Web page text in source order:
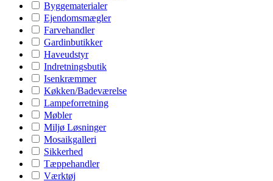
Byggematerialer
Ejendomsmægler
Farvehandler
Gardinbutikker
Haveudstyr
Indretningsbutik
Isenkræmmer
Køkken/Badeværelse
Lampeforretning
Møbler
Miljø Løsninger
Mosaikgalleri
Sikkerhed
Tæppehandler
Værktøj